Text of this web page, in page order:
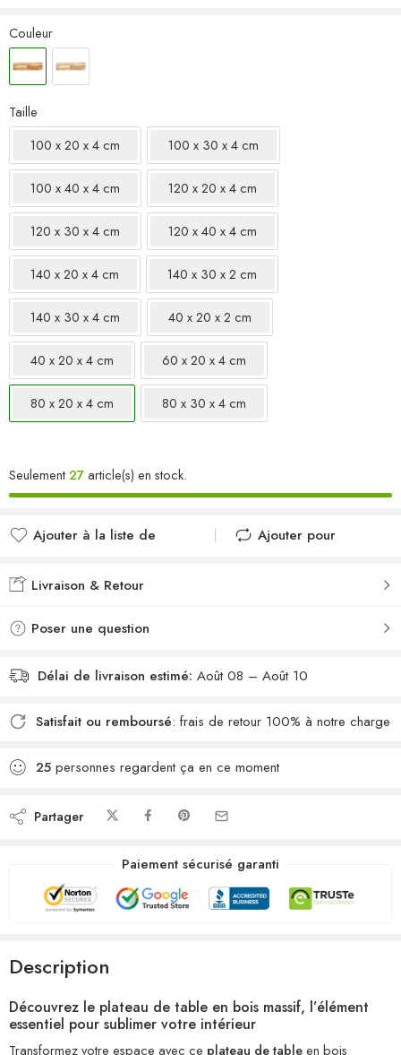
Couleur
Taille
100 x 20 x 4 cm
100 x 30 x 4 cm
100 x 40 x 4 cm 120 x 20 x 4 cm
120 x 30 x 4 cm 120 x 40 x 4 cm
140 x 20 x 4 cm 140 x 30 x 2 cm
140 x 30 x 4 cm 40 x 20 x 2 cm
40 x 20 x 4 cm 60 x 20 x 4 cm
80 x 20 x 4 cm 80 x 30 x 4 cm
Seulement27article(s) en stock.
Ajouter à la liste de
Ajouté à la liste de
Ajouter pour
Livraison & Retour
Poser une question
Délai de livraison estimé: Août 08 – Août 10
Satisfait ou remboursé: frais de retour 100% à notre charge
25 personnes regardent ça en ce moment
Partager
Paiement sécurisé garanti
Description
Découvrez le plateau de table en bois massif, l’élément
essentiel pour sublimer votre intérieur
Transformez votre espace avec ce plateau de tableen bois